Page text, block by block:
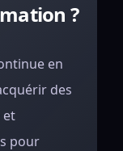
?
en
des
et
pour